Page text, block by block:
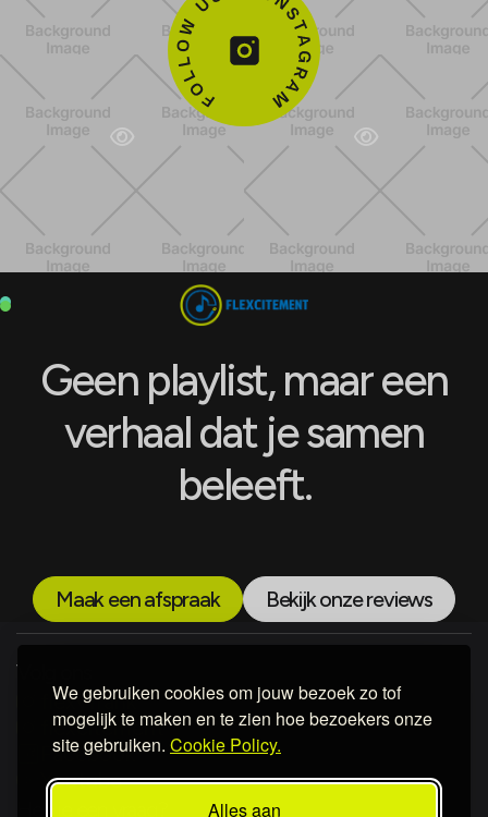
We gebruiken cookies om jouw bezoek zo tof
mogelijk te maken en te zien hoe bezoekers onze
site gebruiken. Cookie Policy.
Alles aan
 
Geen playlist, maar een
verhaal dat je samen
beleeft.
Maak een afspraak Bekijk onze reviews
Volg ons
flexyfrank
flexcitement
Facebook
Youtube